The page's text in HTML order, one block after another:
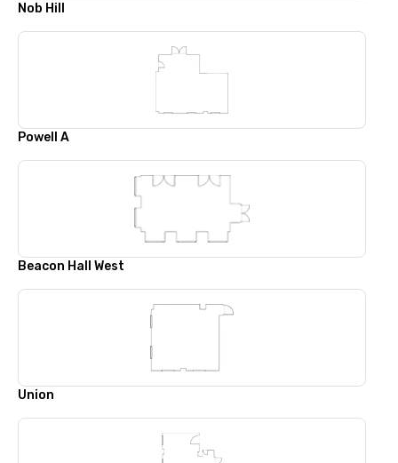
Nob Hill
Powell A
Beacon Hall West
Union